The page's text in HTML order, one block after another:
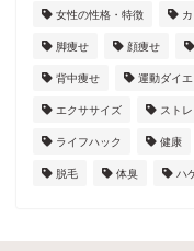
女性の性格・特徴
脚痩せ 顔痩せ
背中痩せ 運動ダイエ
エクササイズ スト
ライフハック 健康
脱毛 体臭 ハ